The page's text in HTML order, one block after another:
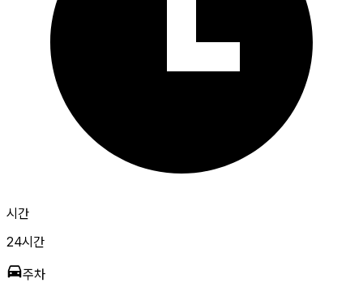
시간
24시간
주차